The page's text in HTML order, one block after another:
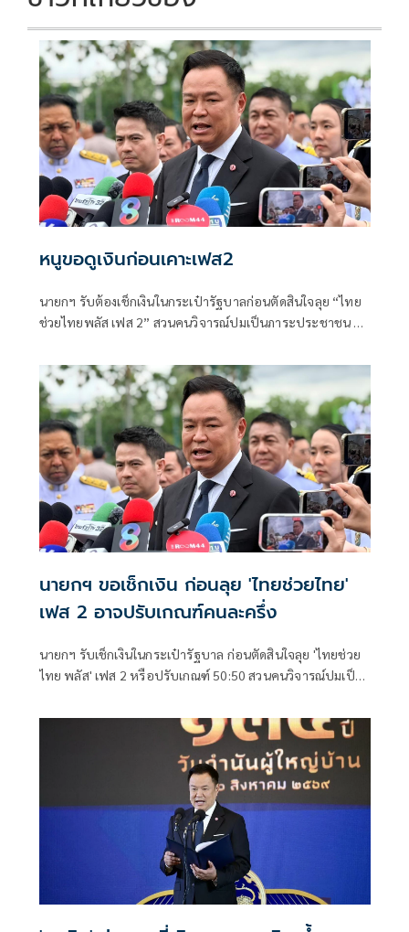
หนูขอดูเงินก่อนเคาะเฟส2
นายกฯ รับต้องเช็กเงินในกระเป๋ารัฐบาลก่อนตัดสินใจลุย “ไทย
ช่วยไทยพลัส เฟส 2” สวนคนวิจารณ์ปมเป็นภาระประชาชน ชี้
ไทยพลัสหรือไม่
นายกฯ ขอเช็กเงิน ก่อนลุย 'ไทยช่วยไทย'
เฟส 2 อาจปรับเกณฑ์คนละครึ่ง
นายกฯ รับเช็กเงินในกระเป๋ารัฐบาล ก่อนตัดสินใจลุย 'ไทยช่วย
ไทย พลัส' เฟส 2 หรือปรับเกณฑ์ 50:50 สวนคนวิจารณ์ปมเป็น
แข็งแรง